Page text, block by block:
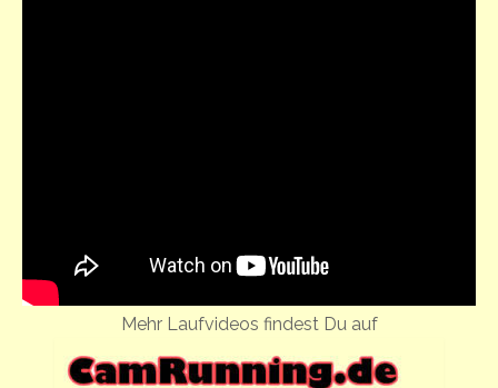
Mehr Laufvideos findest Du auf